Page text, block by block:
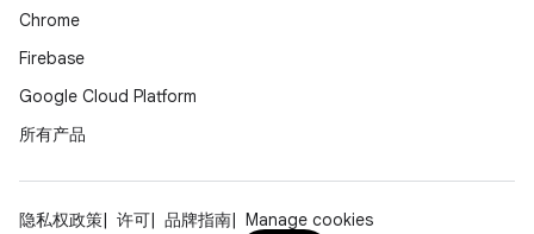
Chrome
Firebase
Google Cloud Platform
所有产品
隐私权政策 许可 品牌指南 Manage cookies